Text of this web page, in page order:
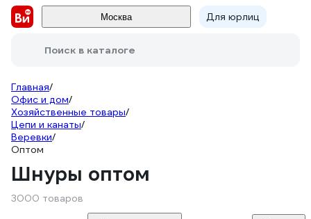
Москва Для юрлиц
Поиск в каталоге
Главная/
Офис и дом/
Хозяйственные товары/
Цепи и канаты/
Веревки/
Оптом
Шнуры оптом
3000 товаров